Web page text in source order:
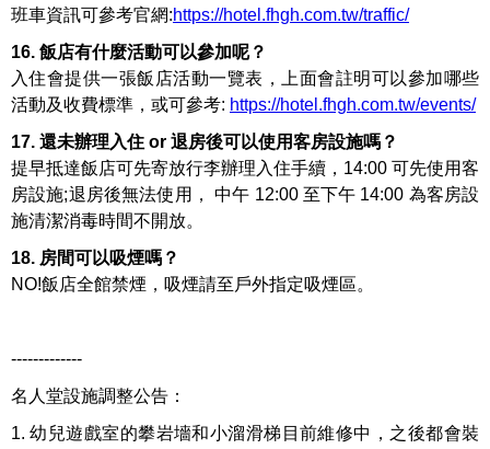
班車資訊可參考官網:https://hotel.fhgh.com.tw/traffic/
16. 飯店有什麼活動可以參加呢？
入住會提供一張飯店活動一覽表，上面會註明可以參加哪些
活動及收費標準，或可參考: https://hotel.fhgh.com.tw/events/
17. 還未辦理入住 or 退房後可以使用客房設施嗎？
提早抵達飯店可先寄放行李辦理入住手續，14:00 可先使用客
房設施;退房後無法使用， 中午 12:00 至下午 14:00 為客房設
施清潔消毒時間不開放。
18. 房間可以吸煙嗎？
NO!飯店全館禁煙，吸煙請至戶外指定吸煙區。
-------------
名人堂設施調整公告：
1. 幼兒遊戲室的攀岩墻和小溜滑梯目前維修中，之後都會裝